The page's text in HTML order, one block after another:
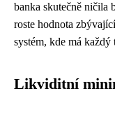
banka skutečně ničila
roste hodnota
systém, kde má
Likviditní